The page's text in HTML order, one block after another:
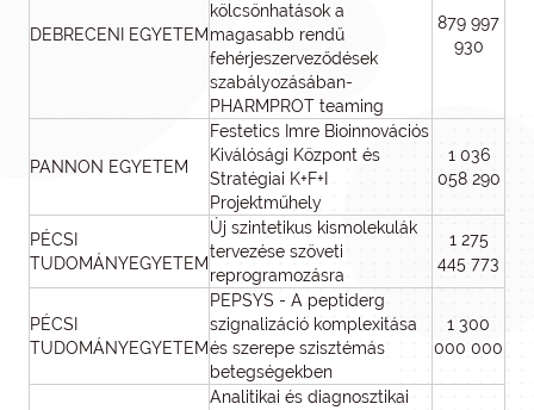
DEBRECENI EGYETEM
kölcsönhatások a
magasabb rendű
fehérjeszerveződések
szabályozásában-
PHARMPROT teaming
879 997
930
PANNON EGYETEM
Festetics Imre Bioinnovációs
Kiválósági Központ és
Stratégiai K+F+I
Projektműhely
1 036
058 290
PÉCSI
TUDOMÁNYEGYETEM
Új szintetikus kismolekulák
tervezése szöveti
reprogramozásra
1 275
445 773
PÉCSI
TUDOMÁNYEGYETEM
PEPSYS - A peptiderg
szignalizáció komplexitása
és szerepe szisztémás
betegségekben
1 300
000 000
Analitikai és diagnosztikai